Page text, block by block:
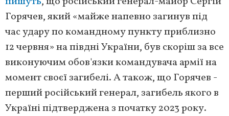
Горячев, який «майже напевно загинув під
час удару по командному пункту приблизно
12 червня» на півдні України, був скоріш за все
виконуючим обов'язки командувача армії на
момент своєї загибелі. А також, що Горячев -
перший російський генерал, загибель якого в
Україні підтверджена з початку 2023 року.